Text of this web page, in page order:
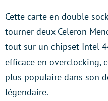
Cette carte en double
tourner deux Celeron
tout sur un chipset Intel
efficace en overclocking,
plus populaire dans son
légendaire.